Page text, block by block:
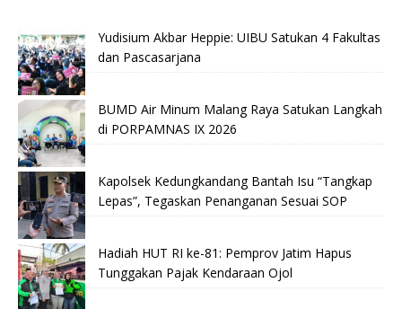
Yudisium Akbar Heppie: UIBU Satukan 4 Fakultas
dan Pascasarjana
BUMD Air Minum Malang Raya Satukan Langkah
di PORPAMNAS IX 2026
Kapolsek Kedungkandang Bantah Isu “Tangkap
Lepas”, Tegaskan Penanganan Sesuai SOP
Hadiah HUT RI ke-81: Pemprov Jatim Hapus
Tunggakan Pajak Kendaraan Ojol